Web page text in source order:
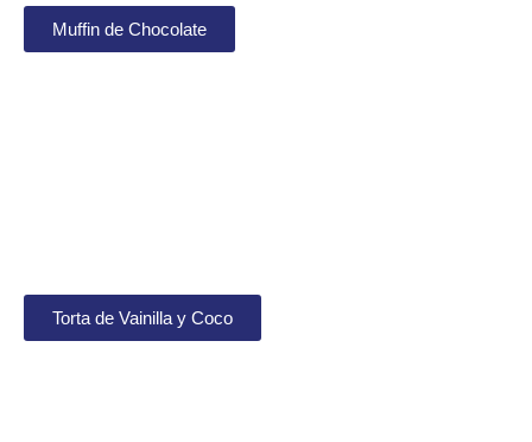
Muffin de Chocolate
Torta de Vainilla y Coco